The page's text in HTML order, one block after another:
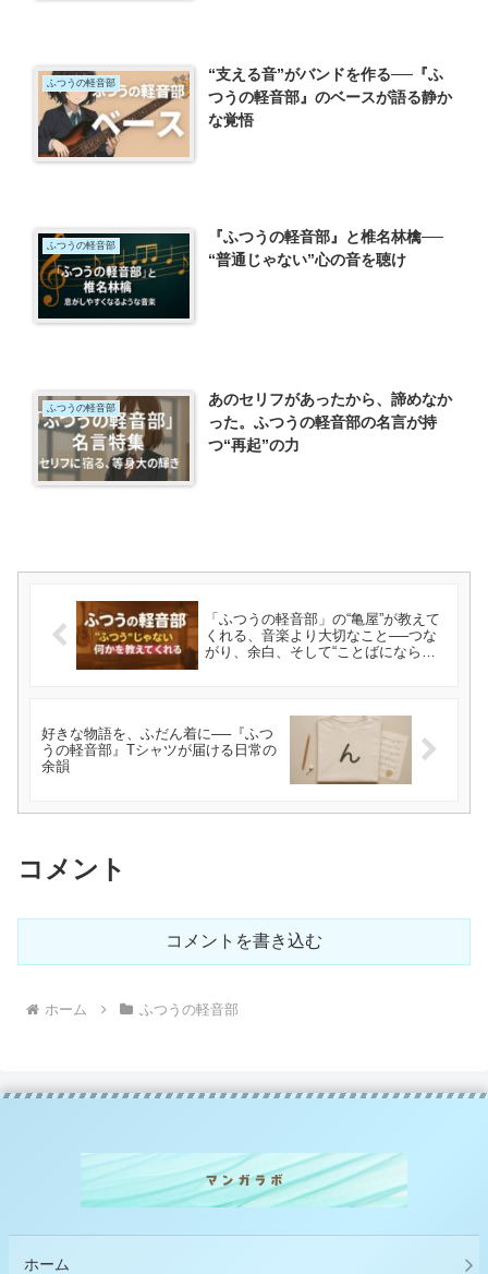
ふつうの軽音部
“支える音”がバンドを作る──『ふ
つうの軽音部』のベースが語る静か
な覚悟
ふつうの軽音部
『ふつうの軽音部』と椎名林檎──
“普通じゃない”心の音を聴け
ふつうの軽音部
あのセリフがあったから、諦めなか
った。ふつうの軽音部の名言が持
つ“再起”の力
「ふつうの軽音部」の“亀屋”が教えて
くれる、音楽より大切なこと──つな
がり、余白、そして“ことばにならな
好きな物語を、ふだん着に──『ふつ
うの軽音部』Tシャツが届ける日常の
余韻
コメント
コメントを書き込む
ホーム ふつうの軽音部
ホーム